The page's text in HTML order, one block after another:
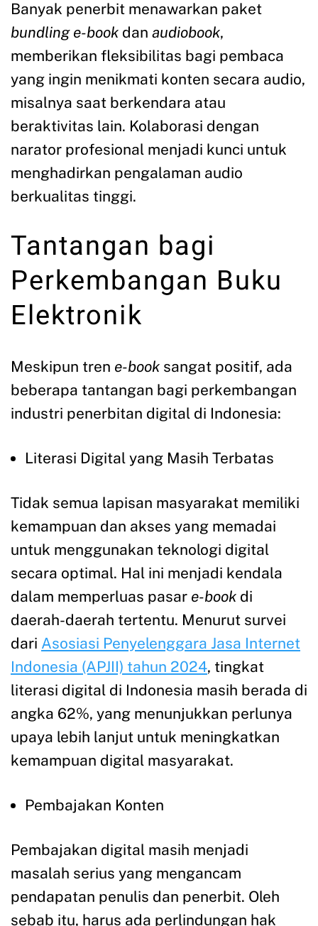
Banyak penerbit menawarkan paket
bundling e-book dan audiobook,
memberikan fleksibilitas bagi pembaca
yang ingin menikmati konten secara audio,
misalnya saat berkendara atau
beraktivitas lain. Kolaborasi dengan
narator profesional menjadi kunci untuk
menghadirkan pengalaman audio
berkualitas tinggi.
Tantangan bagi
Perkembangan Buku
Elektronik
Meskipun tren e-book sangat positif, ada
beberapa tantangan bagi perkembangan
industri penerbitan digital di Indonesia:
Literasi Digital yang Masih Terbatas
Tidak semua lapisan masyarakat memiliki
kemampuan dan akses yang memadai
untuk menggunakan teknologi digital
secara optimal. Hal ini menjadi kendala
dalam memperluas pasar e-book di
daerah-daerah tertentu. Menurut survei
dari Asosiasi Penyelenggara Jasa Internet
Indonesia (APJII) tahun 2024, tingkat
literasi digital di Indonesia masih berada di
angka 62%, yang menunjukkan perlunya
upaya lebih lanjut untuk meningkatkan
kemampuan digital masyarakat.
Pembajakan Konten
Pembajakan digital masih menjadi
masalah serius yang mengancam
pendapatan penulis dan penerbit. Oleh
sebab itu, harus ada perlindungan hak